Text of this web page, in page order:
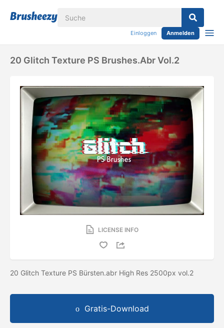
Einloggen Anmelden
20 Glitch Texture PS Brushes.abr Vol.2
LICENSE INFO
20 Glitch Texture PS Bürsten.abr High Res 2500px vol.2
Gratis-Download